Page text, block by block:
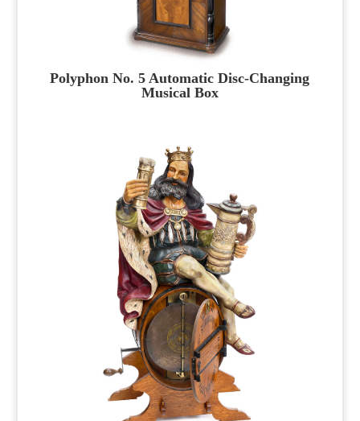
Polyphon No. 5 Automatic Disc-Changing
Musical Box